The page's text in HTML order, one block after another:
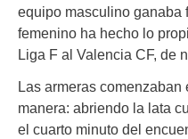
equipo masculino ganaba
femenino ha hecho lo
Liga F al Valencia CF, de
Las armeras
manera: abriendo la lata
el cuarto minuto del